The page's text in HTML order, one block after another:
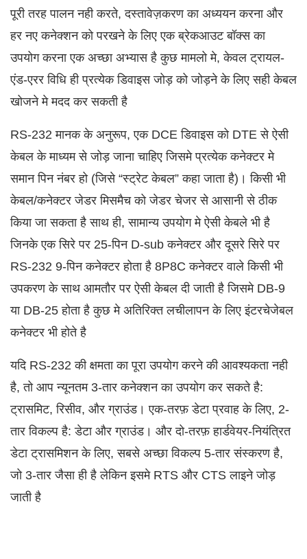
पूरी तरह पालन नही करते, दस्तावेज़करण का अध्ययन करना और
हर नए कनेक्शन को परखने के लिए एक ब्रेकआउट बॉक्स का
उपयोग करना एक अच्छा अभ्यास है कुछ मामलो मे, केवल ट्रायल-
एंड-एरर विधि ही प्रत्येक डिवाइस जोड़ को जोड़ने के लिए सही केबल
खोजने मे मदद कर सकती है
RS-232 मानक के अनुरूप, एक DCE डिवाइस को DTE से ऐसी
केबल के माध्यम से जोड़ जाना चाहिए जिसमे प्रत्येक कनेक्टर मे
समान पिन नंबर हो (जिसे “स्ट्रेट केबल” कहा जाता है)। किसी भी
केबल/कनेक्टर जेडर मिसमैच को जेडर चेजर से आसानी से ठीक
किया जा सकता है साथ ही, सामान्य उपयोग मे ऐसी केबले भी है
जिनके एक सिरे पर 25-पिन D-sub कनेक्टर और दूसरे सिरे पर
RS-232 9-पिन कनेक्टर होता है 8P8C कनेक्टर वाले किसी भी
उपकरण के साथ आमतौर पर ऐसी केबल दी जाती है जिसमे DB-9
या DB-25 होता है कुछ मे अतिरिक्त लचीलापन के लिए इंटरचेजेबल
कनेक्टर भी होते है
यदि RS-232 की क्षमता का पूरा उपयोग करने की आवश्यकता नही
है, तो आप न्यूनतम 3-तार कनेक्शन का उपयोग कर सकते है:
ट्रासमिट, रिसीव, और ग्राउंड। एक-तरफ़ डेटा प्रवाह के लिए, 2-
तार विकल्प है: डेटा और ग्राउंड। और दो-तरफ़ हार्डवेयर-नियंत्रित
डेटा ट्रासमिशन के लिए, सबसे अच्छा विकल्प 5-तार संस्करण है,
जो 3-तार जैसा ही है लेकिन इसमे RTS और CTS लाइने जोड़
जाती है